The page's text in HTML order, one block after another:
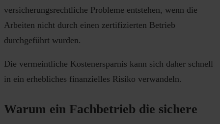
versicherungsrechtliche Probleme entstehen, wenn die
Arbeiten nicht durch einen zertifizierten Betrieb
durchgeführt wurden.
Die vermeintliche Kostenersparnis kann sich daher schnell
in ein erhebliches finanzielles Risiko verwandeln.
Warum ein Fachbetrieb die sichere